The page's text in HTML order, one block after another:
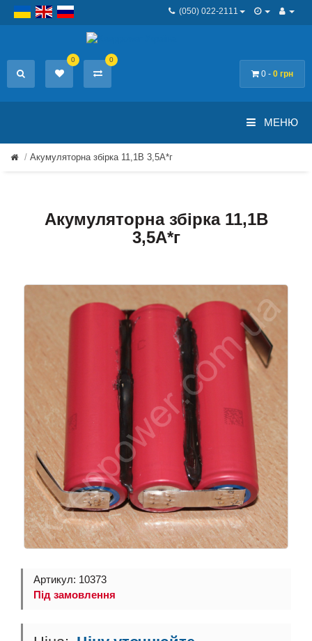
(050) 022-2111
0 - 0 грн
0 0
МЕНЮ
Акумуляторна збірка 11,1В 3,5A*г
Акумуляторна збірка 11,1В
3,5A*г
Артикул: 10373
Під замовлення